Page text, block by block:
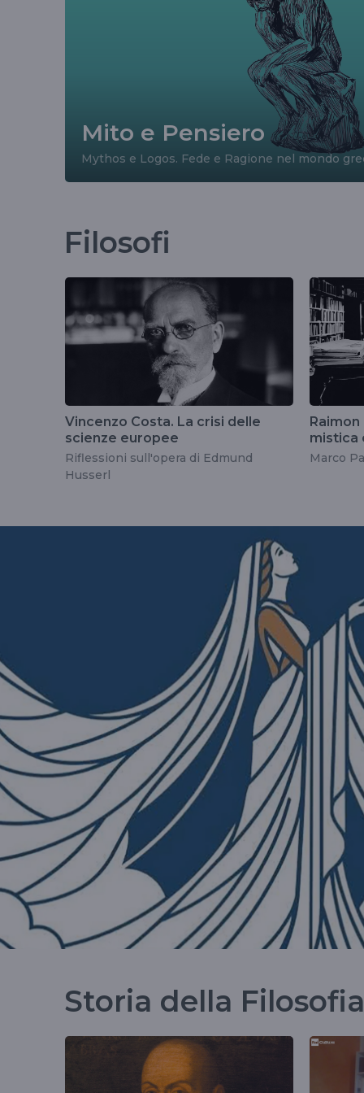
Mito e Pensiero
Mythos e Logos. Fede e Ragione nel mondo
Filosofi
Vincenzo Costa. La crisi delle
scienze europee
Riflessioni sull'opera di Edmund
Husserl
mistica
Marco
Storia della Filosofia